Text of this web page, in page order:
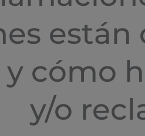
están
y cómo
y/o